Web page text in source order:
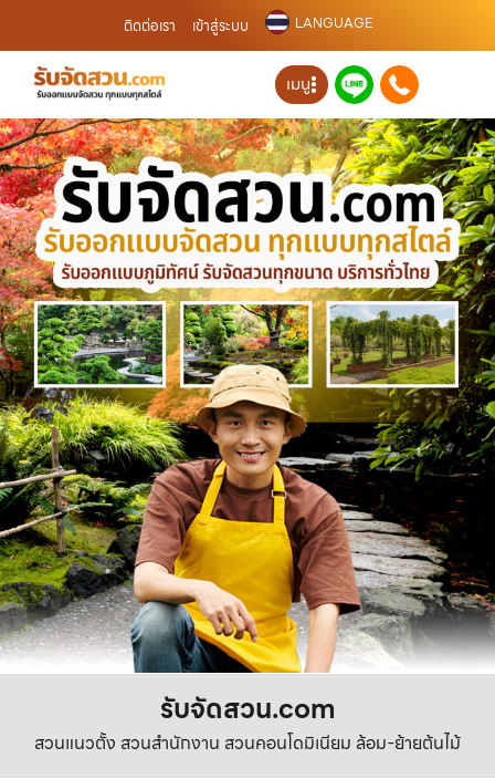
ติดต่อเรา เข้าสู่ระบบ LANGUAGE
เมนู
รับจัดสวน.com
สวนแนวตั้ง สวนสำนักงาน สวนคอนโดมิเนียม ล้อม-ย้ายต้นไม้